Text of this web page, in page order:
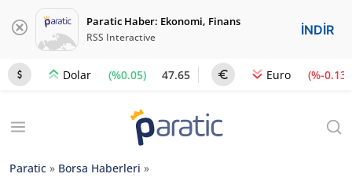
Paratic Haber: Ekonomi, Finans
RSS Interactive İNDİR
Dolar (%0.05) 47.65 Euro (%-0.13)
Paratic » Borsa Haberleri »